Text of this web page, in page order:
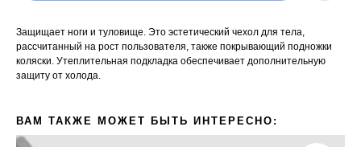
Защищает ноги и туловище. Это эстетический чехол для тела,
рассчитанный на рост пользователя, также покрывающий подножки
коляски. Утеплительная подкладка обеспечивает дополнительную
защиту от холода.
ВАМ ТАКЖЕ МОЖЕТ БЫТЬ ИНТЕРЕСНО: